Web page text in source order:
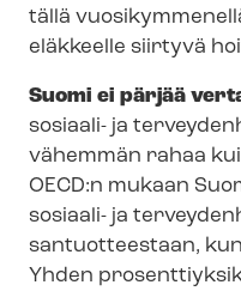
tällä
eläkkeelle siirtyvä
Suomi ei pärjää
sosiaali- ja
vähemmän rahaa
OECD:n mukaan
sosiaali- ja
san­tuot­tees­taan,
Yhden